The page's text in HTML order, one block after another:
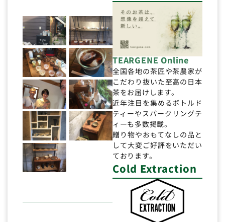
TEARGENE Online
全国各地の茶匠や茶農家が
こだわり抜いた至高の日本
茶をお届けします。
近年注目を集めるボトルド
ティーやスパークリングテ
ィーも多数掲載。
贈り物やおもてなしの品と
して大変ご好評をいただい
ております。
Cold Extraction